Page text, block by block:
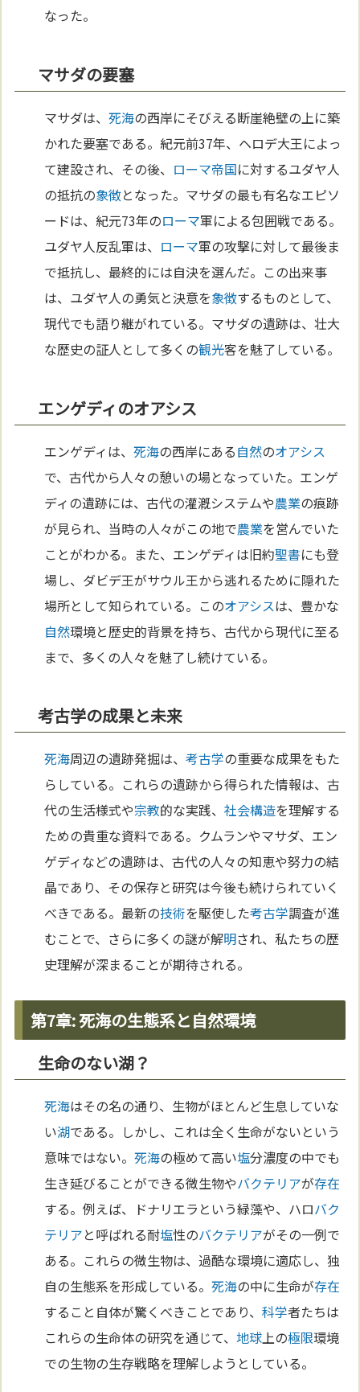
なった。
マサダの要塞
マサダは、死海の西岸にそびえる断崖絶壁の上に築
かれた要塞である。紀元前37年、ヘロデ大王によっ
て建設され、その後、 ローマ帝国に対するユダヤ人
の抵抗の象徴となった。マサダの最も有名なエピソ
ードは、紀元73年のローマ軍による包囲戦である。
ユダヤ人反乱軍は、 ローマ軍の攻撃に対して最後ま
で抵抗し、最終的には自決を選んだ。この出来事
は、ユダヤ人の勇気と決意を象徴するものとして、
現代でも語り継がれている。マサダの遺跡は、壮大
な歴史の証人として多くの観光客を魅了している。
エンゲディのオアシス
エンゲディは、死海の西岸にある自然のオアシス
で、古代から人々の憩いの場となっていた。エンゲ
ディの遺跡には、古代の灌漑システムや農業の痕跡
が見られ、当時の人々がこの地で農業を営んでいた
ことがわかる。また、エンゲディは旧約聖書にも登
場し、ダビデ王がサウル王から逃れるために隠れた
場所として知られている。このオアシスは、豊かな
自然環境と歴史的背景を持ち、古代から現代に至る
まで、多くの人々を魅了し続けている。
考古学の成果と未来
死海周辺の遺跡発掘は、考古学の重要な成果をもた
らしている。これらの遺跡から得られた情報は、古
代の生活様式や宗教的な実践、社会構造を理解する
ための貴重な資料である。クムランやマサダ、エン
ゲディなどの遺跡は、古代の人々の知恵や努力の結
晶であり、その保存と研究は今後も続けられていく
べきである。最新の技術を駆使した考古学調査が進
むことで、さらに多くの謎が解明され、私たちの歴
史理解が深まることが期待される。
第7章: 死海の生態系と自然環境
生命のない湖？
死海はその名の通り、生物がほとんど生息していな
い湖である。しかし、これは全く生命がないという
意味ではない。死海の極めて高い塩分濃度の中でも
生き延びることができる微生物やバクテリアが存在
する。例えば、ドナリエラという緑藻や、ハロバク
テリアと呼ばれる耐塩性のバクテリアがその一例で
ある。これらの微生物は、過酷な環境に適応し、独
自の生態系を形成している。死海の中に生命が存在
すること自体が驚くべきことであり、科学者たちは
これらの生命体の研究を通じて、地球上の極限環境
での生物の生存戦略を理解しようとしている。